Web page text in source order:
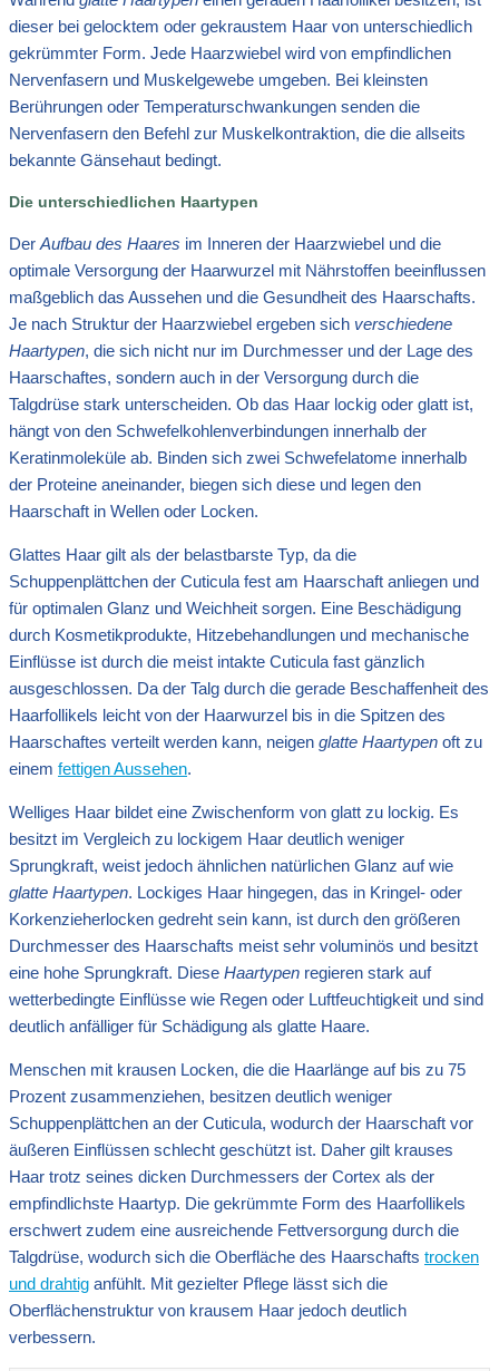
dieser bei gelocktem oder gekraustem Haar von unterschiedlich
gekrümmter Form. Jede Haarzwiebel wird von empfindlichen
Nervenfasern und Muskelgewebe umgeben. Bei kleinsten
Berührungen oder Temperaturschwankungen senden die
Nervenfasern den Befehl zur Muskelkontraktion, die die allseits
bekannte Gänsehaut bedingt.
Die unterschiedlichen Haartypen
Der Aufbau des Haares im Inneren der Haarzwiebel und die
optimale Versorgung der Haarwurzel mit Nährstoffen beeinflussen
maßgeblich das Aussehen und die Gesundheit des Haarschafts.
Je nach Struktur der Haarzwiebel ergeben sich verschiedene
Haartypen, die sich nicht nur im Durchmesser und der Lage des
Haarschaftes, sondern auch in der Versorgung durch die
Talgdrüse stark unterscheiden. Ob das Haar lockig oder glatt ist,
hängt von den Schwefelkohlenverbindungen innerhalb der
Keratinmoleküle ab. Binden sich zwei Schwefelatome innerhalb
der Proteine aneinander, biegen sich diese und legen den
Haarschaft in Wellen oder Locken.
Glattes Haar gilt als der belastbarste Typ, da die
Schuppenplättchen der Cuticula fest am Haarschaft anliegen und
für optimalen Glanz und Weichheit sorgen. Eine Beschädigung
durch Kosmetikprodukte, Hitzebehandlungen und mechanische
Einflüsse ist durch die meist intakte Cuticula fast gänzlich
ausgeschlossen. Da der Talg durch die gerade Beschaffenheit des
Haarfollikels leicht von der Haarwurzel bis in die Spitzen des
Haarschaftes verteilt werden kann, neigen glatte Haartypen oft zu
einem fettigen Aussehen.
Welliges Haar bildet eine Zwischenform von glatt zu lockig. Es
besitzt im Vergleich zu lockigem Haar deutlich weniger
Sprungkraft, weist jedoch ähnlichen natürlichen Glanz auf wie
glatte Haartypen. Lockiges Haar hingegen, das in Kringel- oder
Korkenzieherlocken gedreht sein kann, ist durch den größeren
Durchmesser des Haarschafts meist sehr voluminös und besitzt
eine hohe Sprungkraft. Diese Haartypen regieren stark auf
wetterbedingte Einflüsse wie Regen oder Luftfeuchtigkeit und sind
deutlich anfälliger für Schädigung als glatte Haare.
Menschen mit krausen Locken, die die Haarlänge auf bis zu 75
Prozent zusammenziehen, besitzen deutlich weniger
Schuppenplättchen an der Cuticula, wodurch der Haarschaft vor
äußeren Einflüssen schlecht geschützt ist. Daher gilt krauses
Haar trotz seines dicken Durchmessers der Cortex als der
empfindlichste Haartyp. Die gekrümmte Form des Haarfollikels
erschwert zudem eine ausreichende Fettversorgung durch die
Talgdrüse, wodurch sich die Oberfläche des Haarschafts trocken
und drahtig anfühlt. Mit gezielter Pflege lässt sich die
Oberflächenstruktur von krausem Haar jedoch deutlich
verbessern.